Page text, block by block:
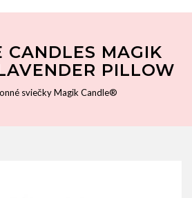
CANDLES MAGIK
PILLOW
sviečky Magik Candle®